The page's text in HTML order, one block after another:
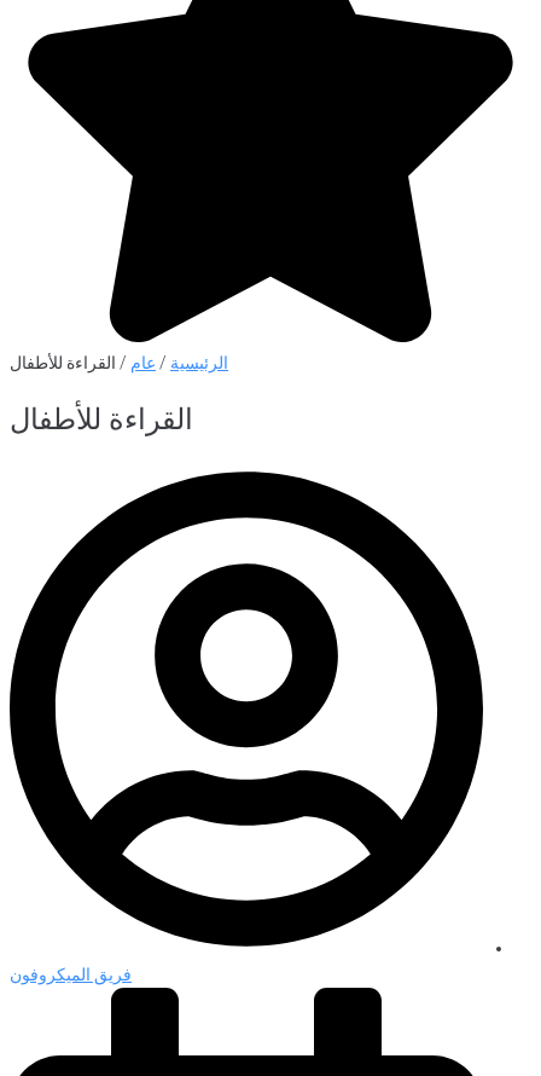
الرئيسية / عام / القراءة للأطفال
القراءة للأطفال
فريق الميكروفون